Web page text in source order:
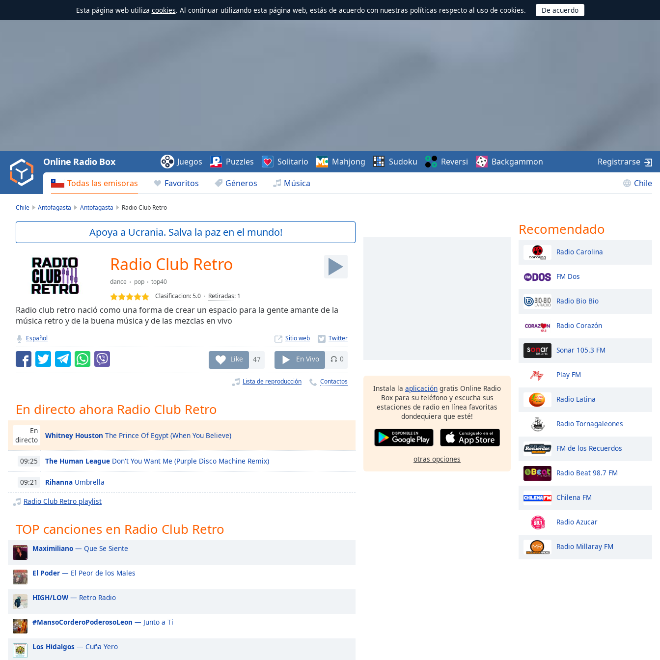
Esta página web utiliza cookies. Al continuar utilizando esta página web, estás de acuerdo con nuestras políticas respecto al uso de cookies.
Video
Play
Backward
Skip
Current
Duration-:-
TypeLIVE
Seek to
currently
behind
LIVE
Remaining
Time-
Playback
Rate
Chapters
Chapters
Descriptions
descriptions
subtitles
settings,
opens
settings
dialog
subtitles
off
selected
Todas las emisoras Favoritos Géneros Música Chile
Online Radio Box Juegos Puzzles Solitario Mahjong Sudoku Reversi Backgammon Registrarse
Chile Antofagasta Antofagasta Radio Club Retro
Apoya a Ucrania. Salva la paz en el mundo!
Radio Club Retro
dance pop
top40
Clasificacion:5.0 Retiradas: 1
Radio club retro nació como una forma de crear un espacio para la gente amante de la
música retro y de la buena música y de las mezclas en vivo
Español Sitio web
Like 47 En Vivo 0
Lista de reproducción Contactos
En directo ahora Radio Club Retro
En
directo
Whitney Houston The Prince Of Egypt (When You Believe)
09:25 The Human League Don't You Want Me (Purple Disco Machine Remix)
09:21 Rihanna Umbrella
Radio Club Retro playlist
TOP canciones en Radio Club Retro
Maximiliano — Que Se Siente
El Poder — El Peor de los Males
HIGH/LOW — Retro Radio
#MansoCorderoPoderosoLeon — Junto a Ti
Los Hidalgos — Cuña Yero
Instala la aplicación gratis Online Radio
Box para su teléfono y escucha sus
estaciones de radio en línea favoritas
dondequiera que esté!
otras opciones
Recomendado
Radio Carolina
FM Dos
Radio Bio Bio
Radio Corazón
Sonar 105.3 FM
Play FM
Radio Latina
Radio Tornagaleones
FM de los Recuerdos
Radio Beat 98.7 FM
Chilena FM
Radio Azucar
Radio Millaray FM